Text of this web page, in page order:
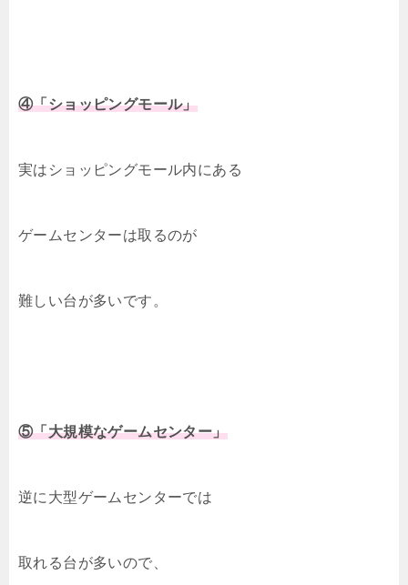
④「ショッピングモール」
実はショッピングモール内にある
ゲームセンターは取るのが
難しい台が多いです。
⑤「大規模なゲームセンター」
逆に大型ゲームセンターでは
取れる台が多いので、